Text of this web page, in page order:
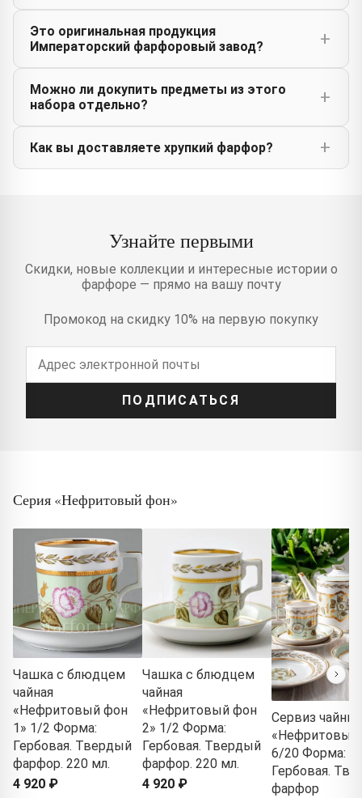
Это оригинальная продукция
Императорский фарфоровый завод?
Можно ли докупить предметы из этого
набора отдельно?
Как вы доставляете хрупкий фарфор?
Узнайте первыми
Скидки, новые коллекции и интересные истории о
фарфоре — прямо на вашу почту
Промокод на скидку 10% на первую покупку
ПОДПИСАТЬСЯ
Серия «Нефритовый фон»
Чашка с блюдцем
чайная
«Нефритовый фон
1» 1/2 Форма:
Гербовая. Твердый
фарфор. 220 мл.
4 920 ₽
Чашка с блюдцем
чайная
«Нефритовый фон
2» 1/2 Форма:
Гербовая. Твердый
фарфор. 220 мл.
4 920 ₽
Сервиз
«Нефритовый
6/20 Форма:
Гербовая.
фарфор